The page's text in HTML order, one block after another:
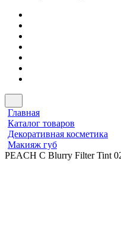
Главная
Каталог товаров
Декоративная косметика
Макияж губ
PEACH C Blurry Filter Tint